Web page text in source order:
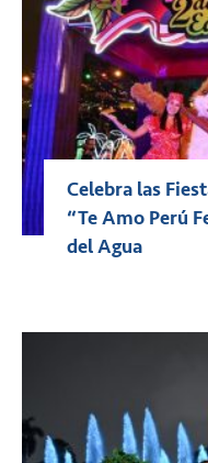
Celebra las
“Te Amo Perú
del Agua